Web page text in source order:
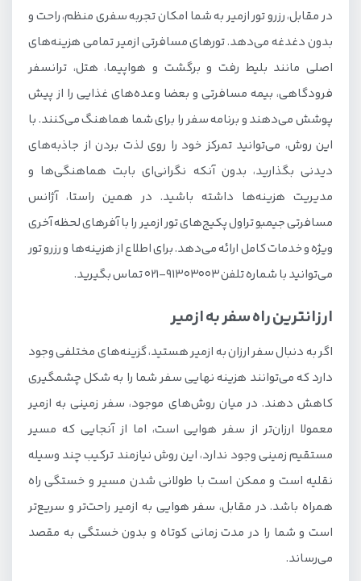
در مقابل، رزرو تور ازمیر به شما امکان تجربه سفری منظم، راحت و
بدون دغدغه می‌دهد. تورهای مسافرتی ازمیر تمامی هزینه‌های
اصلی مانند بلیط رفت و برگشت و هواپیما، هتل، ترانسفر
فرودگاهی، بیمه مسافرتی و بعضا وعده‌های غذایی را از پیش
پوشش می‌دهند و برنامه سفر را برای شما هماهنگ می‌کنند. با
این روش، می‌توانید تمرکز خود را روی لذت بردن از جاذبه‌های
دیدنی بگذارید، بدون آنکه نگرانی‌ای بابت هماهنگی‌ها و
مدیریت هزینه‌ها داشته باشید. در همین راستا، آژانس
مسافرتی جیمبو تراول پکیج‌های تور ازمیر را با آفرهای لحظه آخری
ویژه و خدمات کامل ارائه می‌دهد. برای اطلاع از هزینه‌ها و رزرو تور
می‌توانید با شماره تلفن 91303003-021 تماس بگیرید.
ارزانترین راه سفر به ازمیر
اگر به دنبال سفر ارزان به ازمیر هستید، گزینه‌های مختلفی وجود
دارد که می‌توانند هزینه نهایی سفر شما را به شکل چشمگیری
کاهش دهند. در میان روش‌های موجود، سفر زمینی به ازمیر
معمولا ارزان‌تر از سفر هوایی است، اما از آنجایی که مسیر
مستقیم زمینی وجود ندارد، این روش نیازمند ترکیب چند وسیله
نقلیه است و ممکن است با طولانی شدن مسیر و خستگی راه
همراه باشد. در مقابل، سفر هوایی به ازمیر راحت‌تر و سریع‌تر
است و شما را در مدت زمانی کوتاه و بدون خستگی به مقصد
می‌رساند.